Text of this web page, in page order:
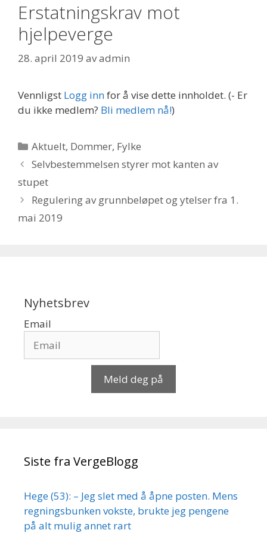
Erstatningskrav mot
hjelpeverge
28. april 2019 avadmin
Vennligst Logg innfor å vise dette innholdet. (- Er
du ikke medlem? Bli medlem nå!)
Kategorier
Aktuelt, Dommer, Fylke
Selvbestemmelsen styrer mot kanten av
stupet
Regulering av grunnbeløpet og ytelser fra 1.
mai 2019
Nyhetsbrev
Email
Meld deg på
Siste fra VergeBlogg
Hege (53): – Jeg slet med å åpne posten. Mens
regningsbunken vokste, brukte jeg pengene
på alt mulig annet rart